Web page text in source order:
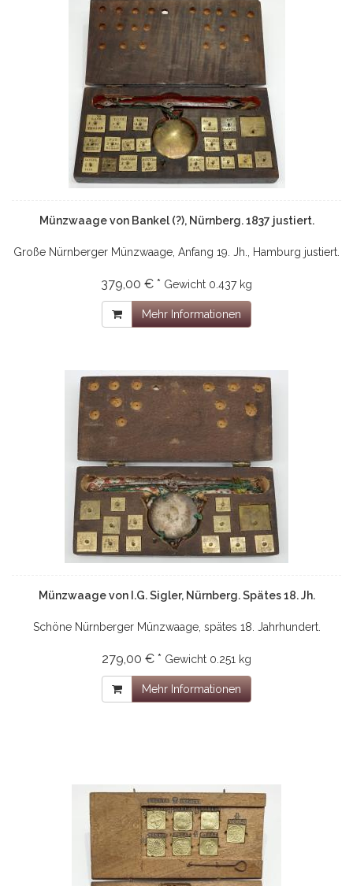
Münzwaage von Bankel (?), Nürnberg. 1837 justiert.
Große Nürnberger Münzwaage, Anfang 19. Jh., Hamburg justiert.
379,00 € * Gewicht 0.437 kg
Mehr Informationen
Münzwaage von I.G. Sigler, Nürnberg. Spätes 18. Jh.
Schöne Nürnberger Münzwaage, spätes 18. Jahrhundert.
279,00 € * Gewicht 0.251 kg
Mehr Informationen